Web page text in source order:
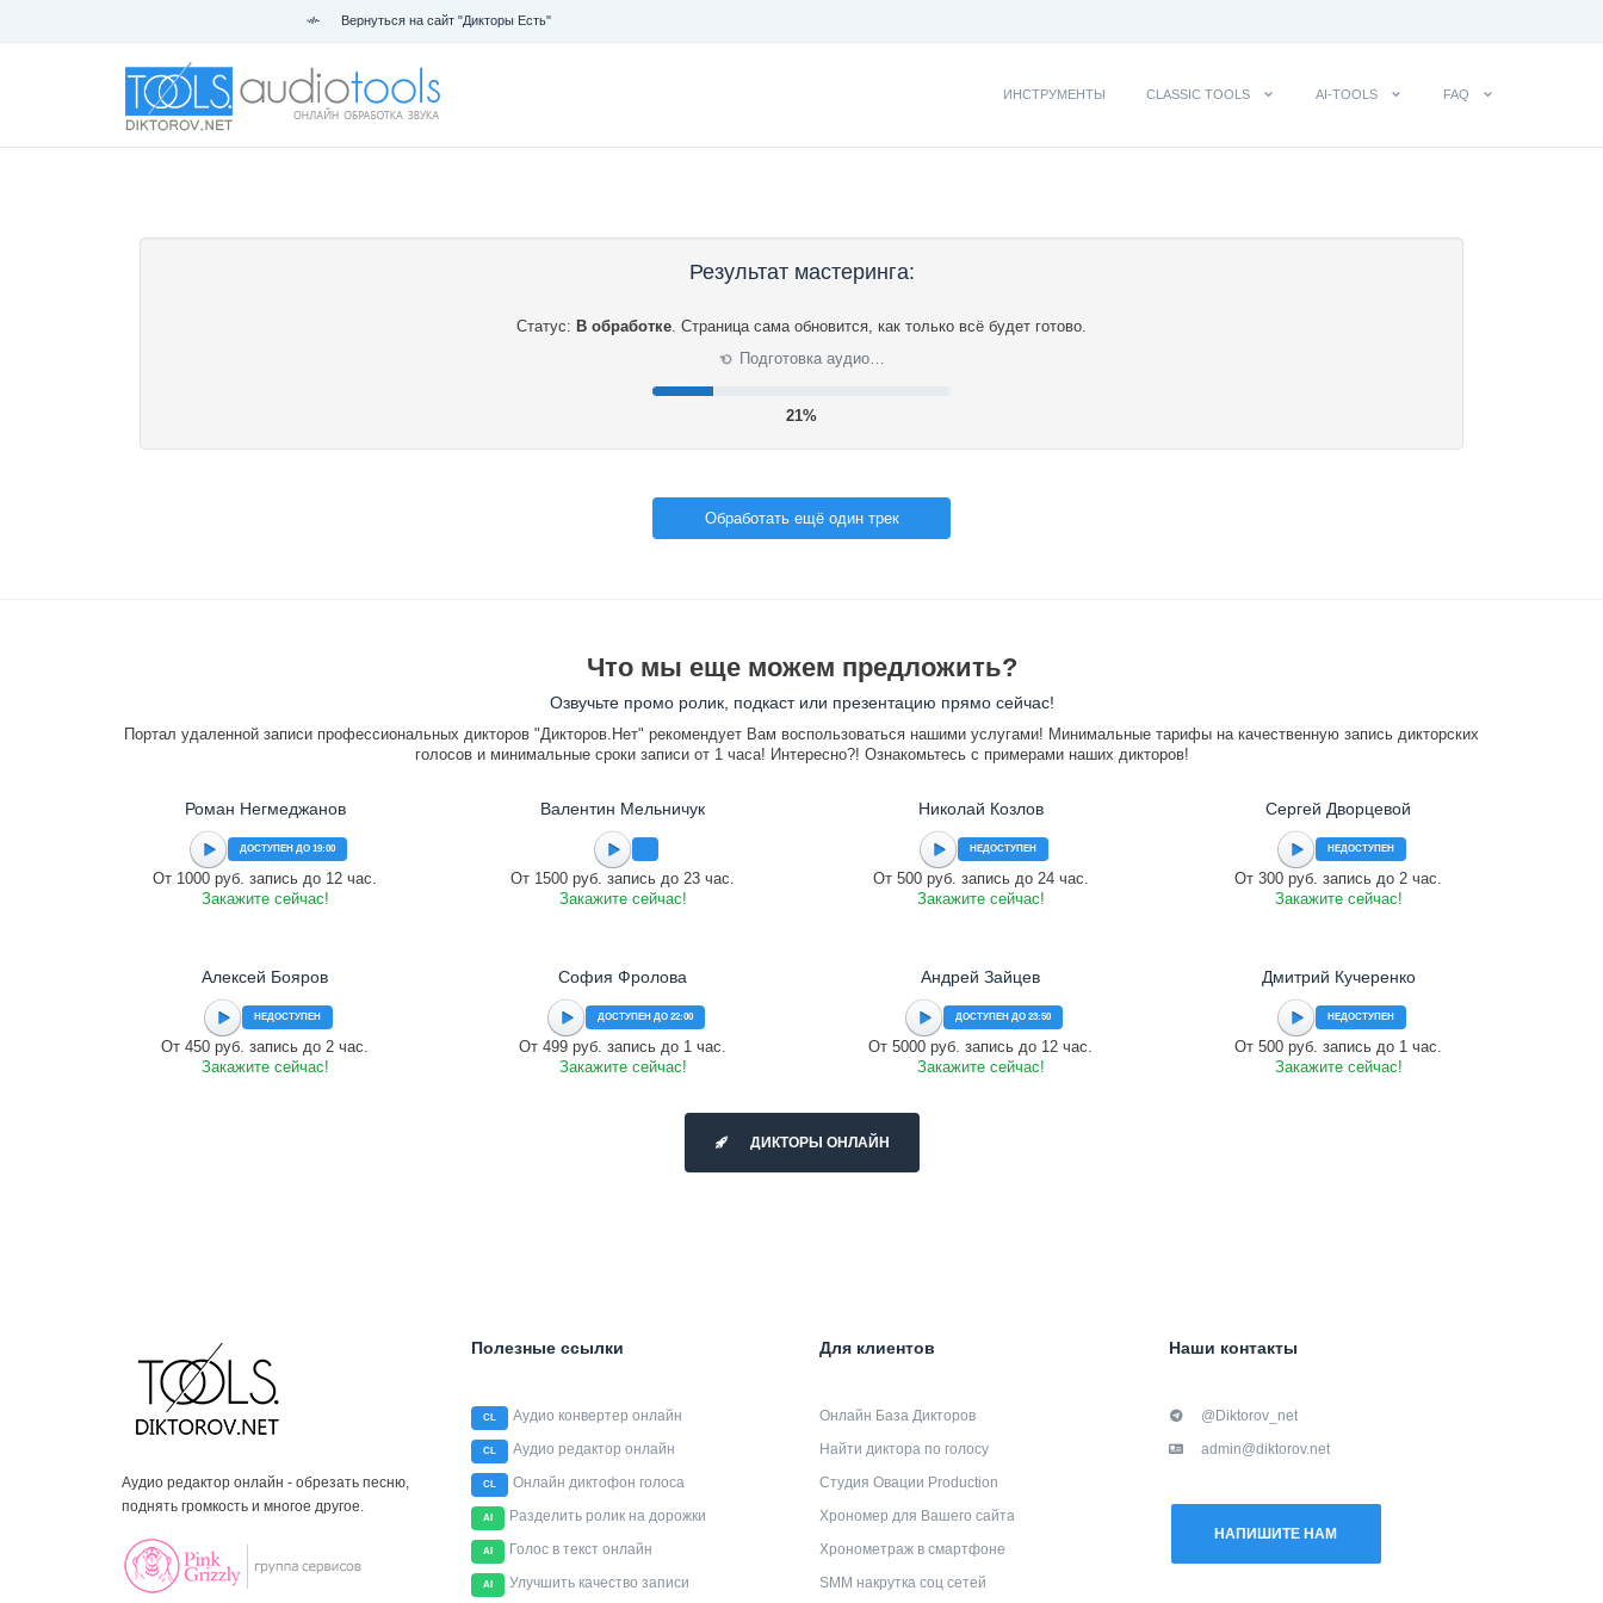
Вернуться на сайт "Дикторы Есть"
ИНСТРУМЕНТЫ CLASSIC TOOLS AI-TOOLS FAQ
Результат мастеринга:
Статус: В обработке. Страница сама обновится, как только всё будет готово.
⟳ Подготовка аудио…
22%
Обработать ещё один трек
Что мы еще можем предложить?
Озвучьте промо ролик, подкаст или презентацию прямо сейчас!
Портал удаленной записи профессиональных дикторов "Дикторов.Нет" рекомендует Вам воспользоваться нашими услугами! Минимальные тарифы на качественную запись дикторских
голосов и минимальные сроки записи от 1 часа! Интересно?! Ознакомьтесь с примерами наших дикторов!
Роман Негмеджанов
ДОСТУПЕН ДО 19:00
От 1000 руб. запись до 12 час.
Закажите сейчас!
Валентин Мельничук
От 1500 руб. запись до 23 час.
Закажите сейчас!
Николай Козлов
НЕДОСТУПЕН
От 500 руб. запись до 24 час.
Закажите сейчас!
Сергей Дворцевой
НЕДОСТУПЕН
От 300 руб. запись до 2 час.
Закажите сейчас!
Алексей Бояров
НЕДОСТУПЕН
От 450 руб. запись до 2 час.
Закажите сейчас!
София Фролова
ДОСТУПЕН ДО 22:00
От 499 руб. запись до 1 час.
Закажите сейчас!
Андрей Зайцев
ДОСТУПЕН ДО 23:50
От 5000 руб. запись до 12 час.
Закажите сейчас!
Дмитрий Кучеренко
НЕДОСТУПЕН
От 500 руб. запись до 1 час.
Закажите сейчас!
ДИКТОРЫ ОНЛАЙН
Аудио редактор онлайн - обрезать песню,
поднять громкость и многое другое.
Полезные ссылки
CL Аудио конвертер онлайн
CL Аудио редактор онлайн
CL Онлайн диктофон голоса
AI Разделить ролик на дорожки
AI Голос в текст онлайн
AI Улучшить качество записи
Для клиентов
Онлайн База Дикторов
Найти диктора по голосу
Студия Овации Production
Хрономер для Вашего сайта
Хронометраж в смартфоне
SMM накрутка соц сетей
Наши контакты
@Diktorov_net
admin@diktorov.net
НАПИШИТЕ НАМ